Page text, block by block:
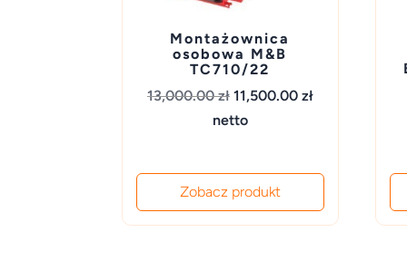
Montażownica
osobowa M&B
TC710/22
13,000.00zł Pierwotna
cena
11,500.00 złAktualna
netto
Zobacz produkt